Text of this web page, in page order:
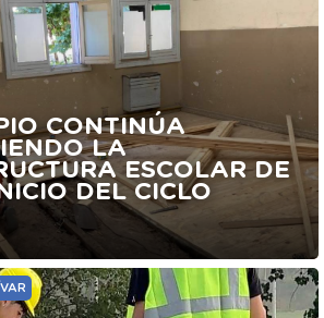
CONTINÚA
LA
ESCOLAR DE
DEL CICLO